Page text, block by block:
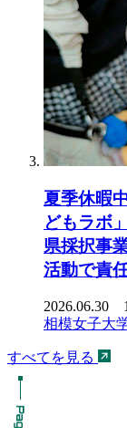
夏季休暇
どもラボ
県採択事
活動で責
2026.06.30
相模女子大
すべてを見る